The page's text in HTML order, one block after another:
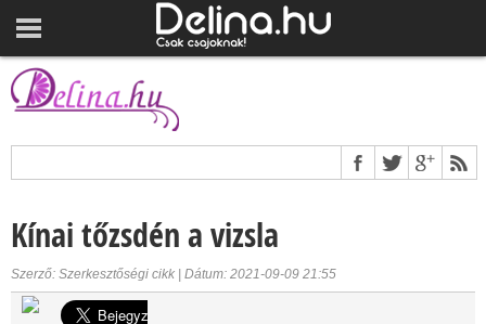
Kínai tőzsdén a vizsla
Szerző: Szerkesztőségi cikk | Dátum: 2021-09-09 21:55